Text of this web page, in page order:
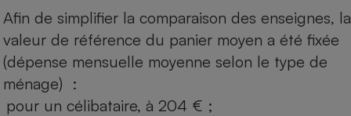
Afin de simplifier la comparaison des enseignes, la
valeur de référence du panier moyen a été fixée
(dépense mensuelle moyenne selon le type de
ménage) :
pour un célibataire, à 204 € ;